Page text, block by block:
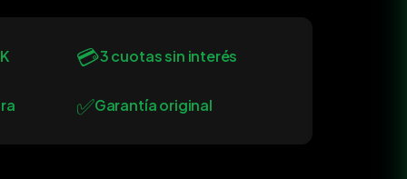
💳3 cuotas sin interés
✅Garantía original